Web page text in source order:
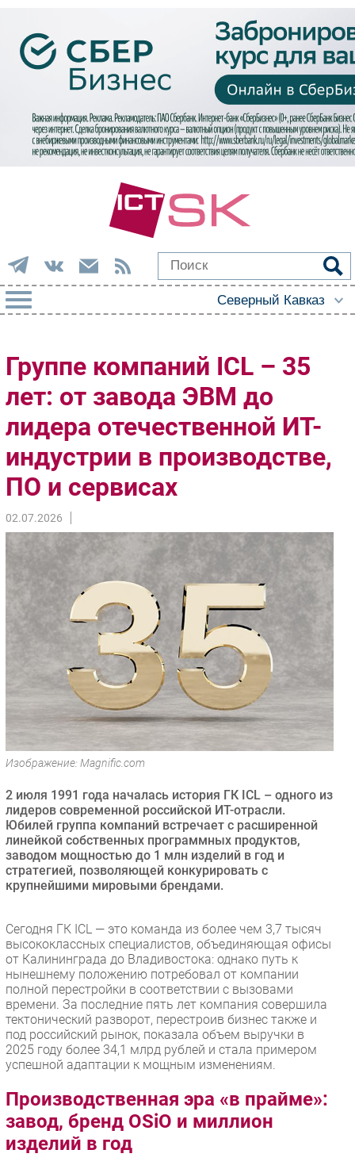
Импорто­замещение
Автоматизация Промышленности
Интернет
Мобильная связь
Фиксированная связь
Интеграция
Рынок ПК
Маркетинг
Торговые сети
Оборудование
Outsourcing
Кадры
Регулирование
Финансы
Безопасность
Инновации
Гаджеты
Здоровье
РАЗДЕЛЫ
Интервью
Мероприятия
Проекты
IT класс
Тестовый стенд
Каталог компаний
Группе компаний ICL – 35
лет: от завода ЭВМ до
лидера отечественной ИТ-
индустрии в производстве,
ПО и сервисах
02.07.2026
Изображение: Magnific.com
2 июля 1991 года началась история ГК ICL – одного из
лидеров современной российской ИТ-отрасли.
Юбилей группа компаний встречает с расширенной
линейкой собственных программных продуктов,
заводом мощностью до 1 млн изделий в год и
стратегией, позволяющей конкурировать с
крупнейшими мировыми брендами.
Сегодня ГК ICL — это команда из более чем 3,7 тысяч
высококлассных специалистов, объединяющая офисы
от Калининграда до Владивостока: однако путь к
нынешнему положению потребовал от компании
полной перестройки в соответствии с вызовами
времени. За последние пять лет компания совершила
тектонический разворот, перестроив бизнес также и
под российский рынок, показала объем выручки в
2025 году более 34,1 млрд рублей и стала примером
успешной адаптации к мощным изменениям.
Производственная эра «в прайме»:
завод, бренд OSiO и миллион
изделий в год